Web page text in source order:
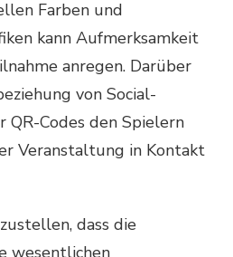
Farben und
kann Aufmerksamkeit
anregen. Darüber
von Social-
QR-Codes den Spielern
Veranstaltung in Kontakt
dass die
wesentlichen